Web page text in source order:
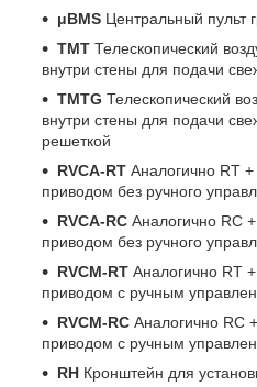
μBMS Центральный пульт
TMT Телескопический
внутри стены для подачи
TMTG Телескопический
внутри стены для подачи
решеткой
RVCA-RT Аналогично RT
приводом без ручного
RVCA-RC Аналогично RC
приводом без ручного
RVCM-RT Аналогично RT
приводом с ручным
RVCM-RC Аналогично RC
приводом с ручным
RH Кронштейн для